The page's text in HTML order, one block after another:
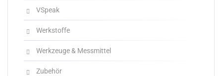
VSpeak
Werkstoffe
Werkzeuge & Messmittel
Zubehör